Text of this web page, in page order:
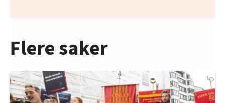
Flere saker